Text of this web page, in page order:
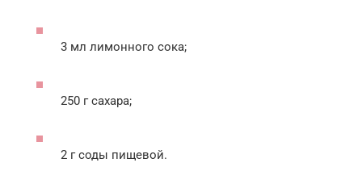
3 мл лимонного сока;
250 г сахара;
2 г соды пищевой.